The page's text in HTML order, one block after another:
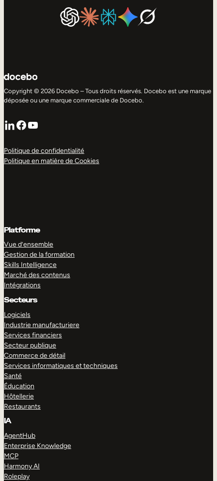
Copyright © 2026 Docebo – Tous droits réservés. Docebo est une marque
déposée ou une marque commerciale de Docebo.
LinkedIn
Facebook
YouTube
Politique de confidentialité
Politique en matière de Cookies
Platforme
Vue d’ensemble
Gestion de la formation
Skills Intelligence
Marché des contenus
Intégrations
Secteurs
Logiciels
Industrie manufacturiere
Services financiers
Secteur publique
Commerce de détail
Services informatiques et techniques
Santé
Éducation
Hôtellerie
Restaurants
IA
AgentHub
Enterprise Knowledge
MCP
Harmony AI
Roleplay